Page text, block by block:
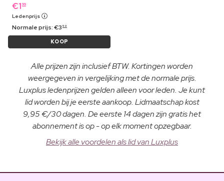
€1 99
Ledenprijs
Normale prijs:€3 59
KOOP
Alle prijzen zijn inclusief BTW. Kortingen worden
weergegeven in vergelijking met de normale prijs.
Luxplus ledenprijzen gelden alleen voor leden. Je kunt
lid worden bij je eerste aankoop. Lidmaatschap kost
9,95 €/30 dagen. De eerste 14 dagen zijn gratis het
abonnement is op - op elk moment opzegbaar.
Bekijk alle voordelen als lid van Luxplus